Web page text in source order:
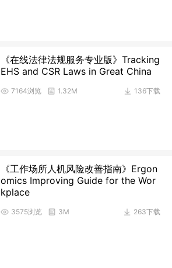
《在线法律法规服务专业版》Tracking
EHS and CSR Laws in Great China
136下载
7164浏览 1.32M
《工作场所人机风险改善指南》Ergon
omics Improving Guide for the Wor
kplace
263下载
3575浏览 3M